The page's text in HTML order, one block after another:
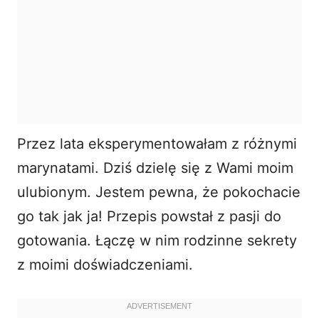
Przez lata eksperymentowałam z różnymi
marynatami. Dziś dzielę się z Wami moim
ulubionym. Jestem pewna, że pokochacie
go tak jak ja! Przepis powstał z pasji do
gotowania. Łączę w nim rodzinne sekrety
z moimi doświadczeniami.